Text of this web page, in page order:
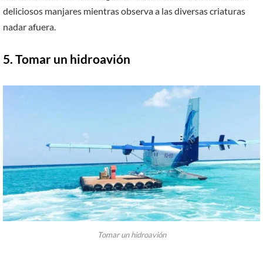
deliciosos manjares mientras observa a las diversas criaturas
nadar afuera.
5. Tomar un hidroavión
Tomar un hidroavión